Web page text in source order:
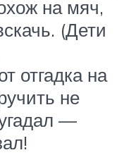
на мяч,
(Дети
отгадка на
не
—